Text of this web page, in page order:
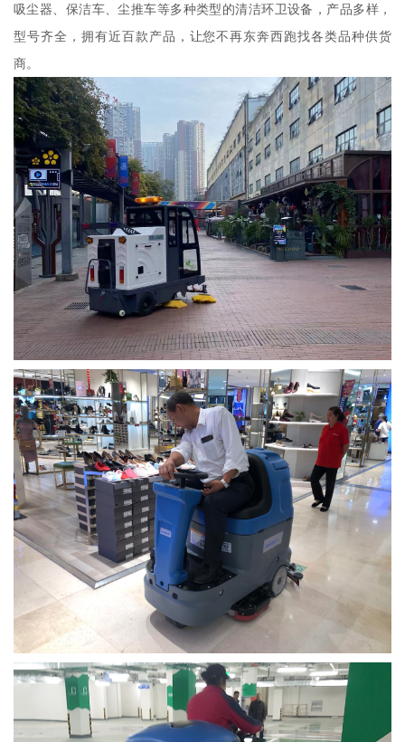
吸尘器、保洁车、尘推车等多种类型的清洁环卫设备，产品多样，
型号齐全，拥有近百款产品，让您不再东奔西跑找各类品种供货
商。